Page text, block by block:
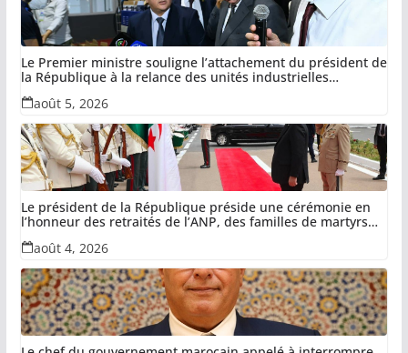
Le Premier ministre souligne l’attachement du président de
la République à la relance des unités industrielles
confisquées dans le cadre de la récupération des avoirs
détournés
août 5, 2026
Le président de la République préside une cérémonie en
l’honneur des retraités de l’ANP, des familles de martyrs
du devoir national et des invalides dans le cadre de la lutte
antiterroriste
août 4, 2026